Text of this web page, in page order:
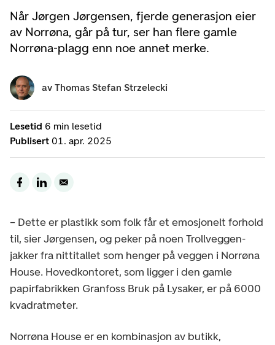
Når Jørgen Jørgensen, fjerde generasjon eier
av Norrøna, går på tur, ser han flere gamle
Norrøna-plagg enn noe annet merke.
Lesetid 6 min lesetid
Publisert 01. apr. 2025
av Thomas Stefan Strzelecki
– Dette er plastikk som folk får et emosjonelt forhold
til, sier Jørgensen, og peker på noen Trollveggen-
jakker fra nittitallet som henger på veggen i Norrøna
House. Hovedkontoret, som ligger i den gamle
papirfabrikken Granfoss Bruk på Lysaker, er på 6000
kvadratmeter.
Norrøna House er en kombinasjon av butikk,